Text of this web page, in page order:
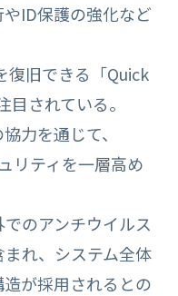
ID保護の強化など
復旧できる「Quick
されている。
力を通じて、
リティを一層高め
のアンチウイルス
れ、システム全体
が採用されるとの